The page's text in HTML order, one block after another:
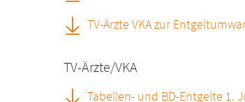
TV-Ärzte VKA zur
TV-Ärzte/VKA
Tabellen- und BD-Entgelte 1.